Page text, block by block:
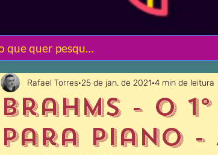
Brahms - O
para Piano -
Rafael Torres 25 de jan. de 2021 4 min de leitura